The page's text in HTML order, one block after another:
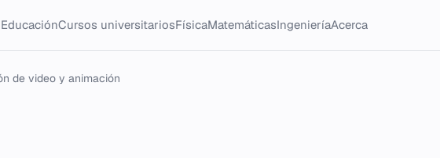
EducaciónCursos universitariosFísicaMatemáticasIngenieríaAcerca
de video y animación